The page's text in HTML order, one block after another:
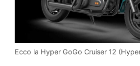
Ecco la Hyper GoGo Cruiser 12